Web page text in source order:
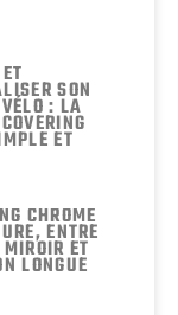
SON
: LA
ET
CHROME
ENTRE
ET
LONGUE